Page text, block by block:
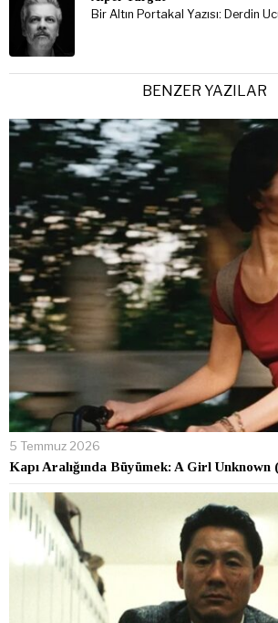
Bir Altın Portakal Yazısı: Derdin
BENZER YAZILAR
5 Temmuz 2026
Kapı Aralığında Büyümek: A Girl Unknown